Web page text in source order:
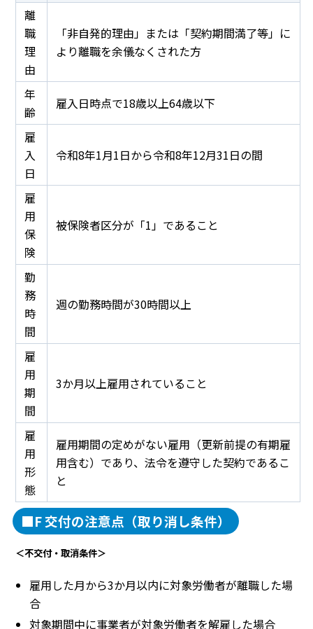
離
職
理
由
「非自発的理由」または「契約期間満了等」に
より離職を余儀なくされた方
年
齢
雇入日時点で18歳以上64歳以下
雇
入
日
令和8年1月1日から令和8年12月31日の間
雇
用
保
険
被保険者区分が「1」であること
勤
務
時
間
週の勤務時間が30時間以上
雇
用
期
間
3か月以上雇用されていること
雇
用
形
態
雇用期間の定めがない雇用（更新前提の有期雇
用含む）であり、法令を遵守した契約であるこ
と
■F 交付の注意点（取り消し条件）
＜不交付・取消条件＞
雇用した月から3か月以内に対象労働者が離職した場
合
対象期間中に事業者が対象労働者を解雇した場合